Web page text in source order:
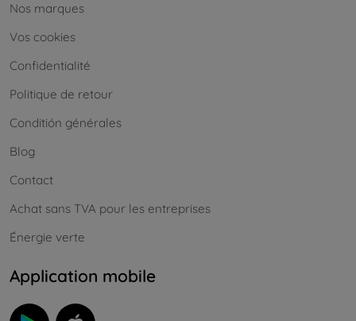
Nos marques
Vos cookies
Confidentialité
Politique de retour
Conditión générales
Blog
Contact
Achat sans TVA pour les entreprises
Énergie verte
Application mobile